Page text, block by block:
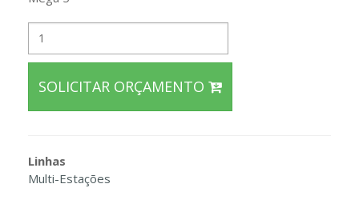
SOLICITAR ORÇAMENTO
Linhas
Multi-Estações